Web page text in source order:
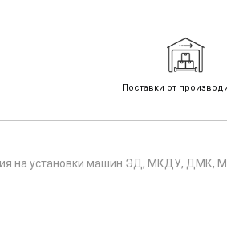
Поставки от
на установки машин ЭД, МКДУ, ДМК,